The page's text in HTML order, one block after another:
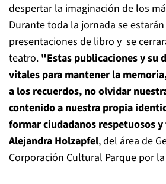
despertar la imaginación de los
Durante toda la jornada se
presentaciones de libro y se
teatro. "Estas publicaciones y su
vitales para mantener la
a los recuerdos, no olvidar
contenido a nuestra propia
formar ciudadanos respetuosos
Alejandra Holzapfel, del área de
Corporación Cultural Parque por la